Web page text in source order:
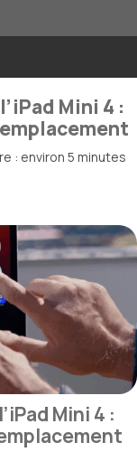
Mini 4 :
: environ 5 minutes
Mini 4 :